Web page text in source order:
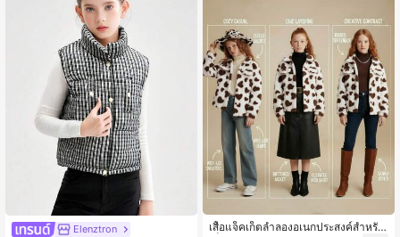
Elenztron
เสื้อแจ็คเก็ตลำลองอเนกประสงค์สำหรับ